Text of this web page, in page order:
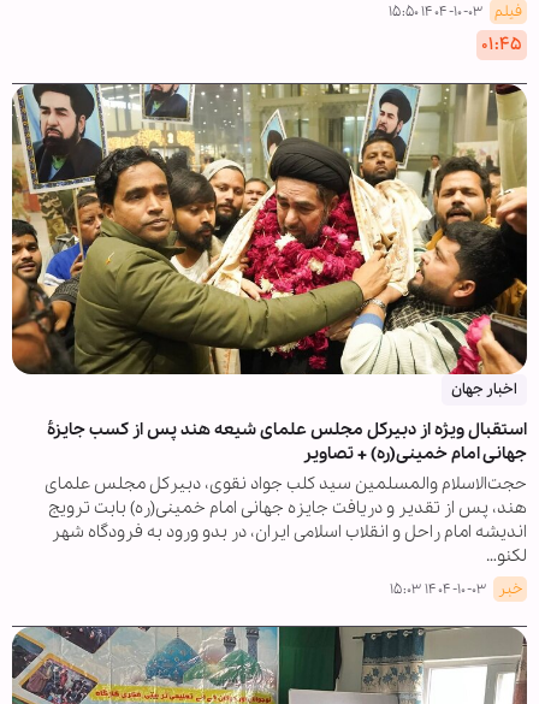
فیلم ۱۴۰۴-۱۰-۰۳ ۱۵:۵۰
۰۱:۴۵
اخبار جهان
استقبال ویژه از دبیرکل مجلس علمای شیعه هند پس از کسب جایزۀ
جهانی امام خمینی(ره) + تصاویر
حجت‌الاسلام والمسلمین سید کلب جواد نقوی، دبیرکل مجلس علمای
هند، پس از تقدیر و دریافت جایزه جهانی امام خمینی(ره) بابت ترویج
اندیشه امام راحل و انقلاب اسلامی ایران، در بدو ورود به فرودگاه شهر
لکنو…
خبر ۱۴۰۴-۱۰-۰۳ ۱۵:۰۳